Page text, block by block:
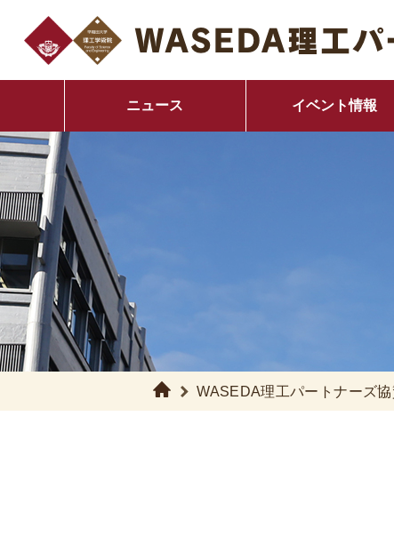
ニュース イベント情報
WASEDA理工パートナーズ協